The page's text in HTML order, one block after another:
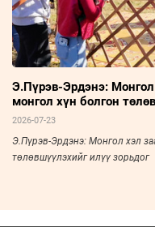
Э.Пүрэв-Эрдэнэ: Монгол
монгол хүн болгон
2026-07-23
Э.Пүрэв-Эрдэнэ: Монгол хэл
төлөвшүүлэхийг илүү зорьдог